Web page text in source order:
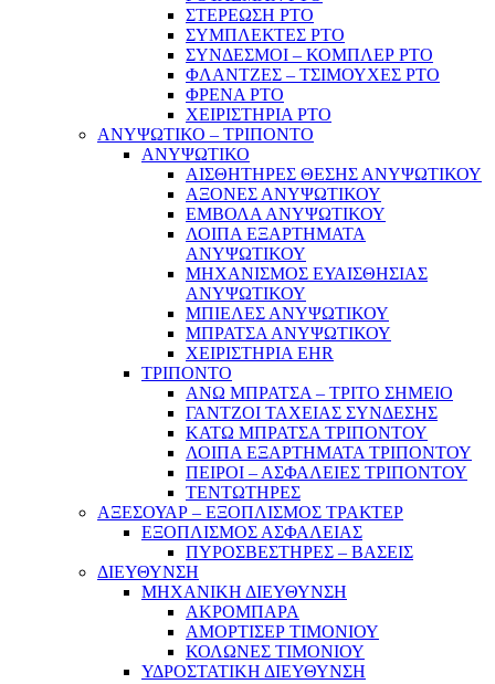
ΣΤΕΡΕΩΣΗ PTO
ΣΥΜΠΛΕΚΤΕΣ PTO
ΣΥΝΔΕΣΜΟΙ – ΚΟΜΠΛΕΡ PTO
ΦΛΑΝΤΖΕΣ – ΤΣΙΜΟΥΧΕΣ PTO
ΦΡΕΝΑ PTO
ΧΕΙΡΙΣΤΗΡΙΑ PTO
ΑΝΥΨΩΤΙΚΟ – ΤΡΙΠΟΝΤΟ
ΑΝΥΨΩΤΙΚΟ
ΑΙΣΘΗΤΗΡΕΣ ΘΕΣΗΣ ΑΝΥΨΩΤΙΚΟΥ
ΑΞΟΝΕΣ ΑΝΥΨΩΤΙΚΟΥ
ΕΜΒΟΛΑ ΑΝΥΨΩΤΙΚΟΥ
ΛΟΙΠΑ ΕΞΑΡΤΗΜΑΤΑ
ΑΝΥΨΩΤΙΚΟΥ
ΜΗΧΑΝΙΣΜΟΣ ΕΥΑΙΣΘΗΣΙΑΣ
ΑΝΥΨΩΤΙΚΟΥ
ΜΠΙΕΛΕΣ ΑΝΥΨΩΤΙΚΟΥ
ΜΠΡΑΤΣΑ ΑΝΥΨΩΤΙΚΟΥ
ΧΕΙΡΙΣΤΗΡΙΑ EHR
ΤΡΙΠΟΝΤΟ
ΑΝΩ ΜΠΡΑΤΣΑ – ΤΡΙΤΟ ΣΗΜΕΙΟ
ΓΑΝΤΖΟΙ ΤΑΧΕΙΑΣ ΣΥΝΔΕΣΗΣ
ΚΑΤΩ ΜΠΡΑΤΣΑ ΤΡΙΠΟΝΤΟΥ
ΛΟΙΠΑ ΕΞΑΡΤΗΜΑΤΑ ΤΡΙΠΟΝΤΟΥ
ΠΕΙΡΟΙ – ΑΣΦΑΛΕΙΕΣ ΤΡΙΠΟΝΤΟΥ
ΤΕΝΤΩΤΗΡΕΣ
ΑΞΕΣΟΥΑΡ – ΕΞΟΠΛΙΣΜΟΣ ΤΡΑΚΤΕΡ
ΕΞΟΠΛΙΣΜΟΣ ΑΣΦΑΛΕΙΑΣ
ΠΥΡΟΣΒΕΣΤΗΡΕΣ – ΒΑΣΕΙΣ
ΔΙΕΥΘΥΝΣΗ
ΜΗΧΑΝΙΚΗ ΔΙΕΥΘΥΝΣΗ
ΑΚΡΟΜΠΑΡΑ
ΑΜΟΡΤΙΣΕΡ ΤΙΜΟΝΙΟΥ
ΚΟΛΩΝΕΣ ΤΙΜΟΝΙΟΥ
ΥΔΡΟΣΤΑΤΙΚΗ ΔΙΕΥΘΥΝΣΗ